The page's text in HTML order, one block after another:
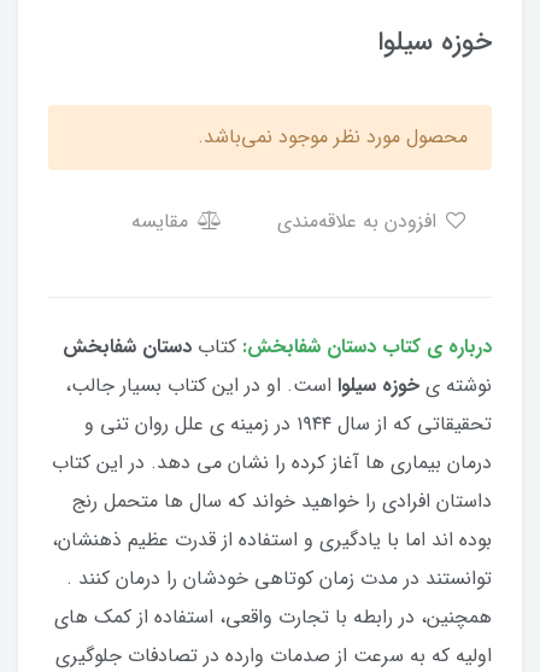
خوزه سیلوا
محصول مورد نظر موجود نمی‌باشد.
مقایسه
درباره ی کتاب دستان شفابخش: کتاب دستان شفابخش
نوشته ی خوزه سیلوا است. او در این کتاب بسیار جالب،
تحقیقاتی که از سال ۱۹۴۴ در زمینه ی علل روان تنی و
درمان بیماری ها آغاز کرده را نشان می دهد. در این کتاب
داستان افرادی را خواهید خواند که سال ها متحمل رنج
بوده اند اما با یادگیری و استفاده از قدرت عظیم ذهنشان،
توانستند در مدت زمان کوتاهی خودشان را درمان کنند .
همچنین، در رابطه با تجارت واقعی، استفاده از کمک های
اولیه که به سرعت از صدمات وارده در تصادفات جلوگیری